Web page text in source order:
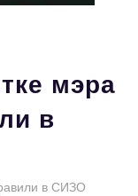
мэра
в
в СИЗО